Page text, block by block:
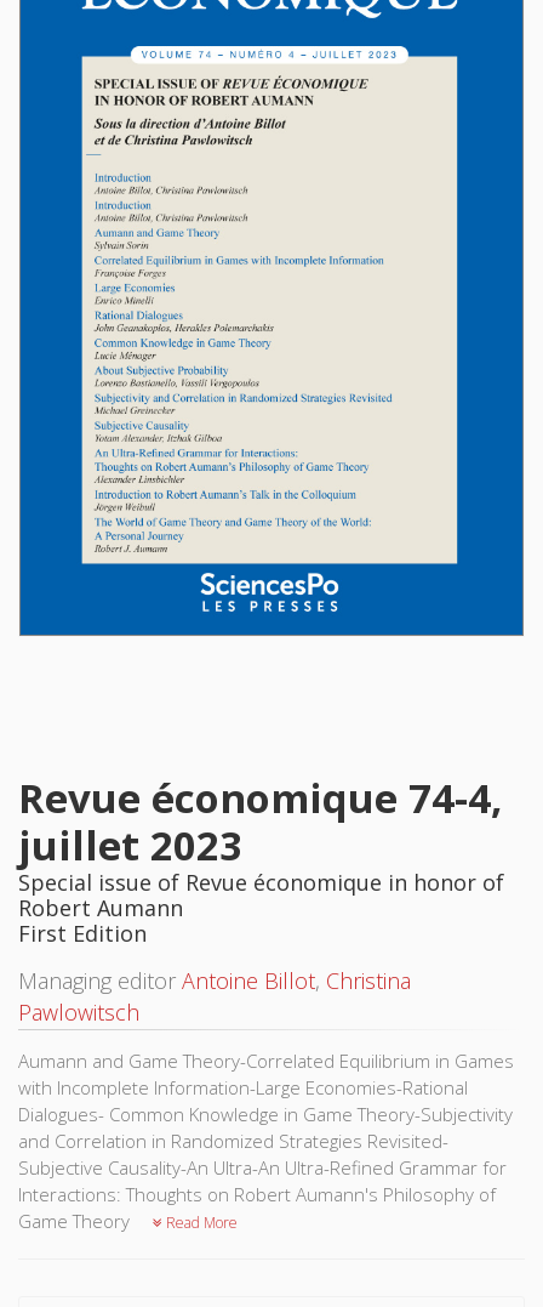
Revue économique 74-4,
juillet 2023
Special issue of Revue économique in honor of
Robert Aumann
First Edition
Managing editor Antoine Billot, Christina
Pawlowitsch
Aumann and Game Theory-Correlated Equilibrium in Games
with Incomplete Information-Large Economies-Rational
Dialogues- Common Knowledge in Game Theory-Subjectivity
and Correlation in Randomized Strategies Revisited-
Subjective Causality-An Ultra-An Ultra-Refined Grammar for
Interactions: Thoughts on Robert Aumann's Philosophy of
Game Theory
Read More